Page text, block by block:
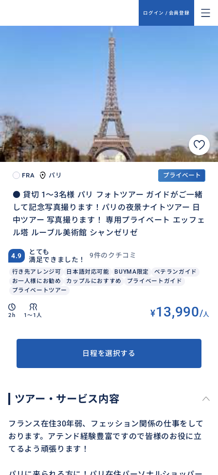
ログイン / 会員登録
FRA パリ プライベート
● 貸切 1〜3名様 パリ フォトツアー ガイドがご一緒
して記念写真撮ります！パリの夜景ナイトツアー 日
中ツアー 写真撮ります！ 専用プライベート エッフェ
ル塔 ルーブル美術館 シャンゼリゼ
4.9
とても
満足できました！
9件のクチコミ
行き先アレンジ可 日本語対応可能 BUYMA限定
ベテランガイド
お一人様にお勧め
カップルにおすすめ
プライベートガイド
プライベートツアー
2h 1〜1人 ¥13,990/人
日程を選択する
ツアー・サービス内容
フランス在住30年弱、フェッション関係の仕事をして
おります。アテンド経験豊富ですので皆様のお役に立
てるよう頑張ります！